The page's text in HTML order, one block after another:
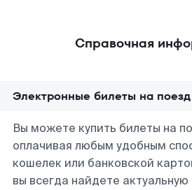
Справочная
Электронные билеты на
Вы можете купить билеты на
оплачивая любым удобным
кошелек или банковской
вы всегда найдете